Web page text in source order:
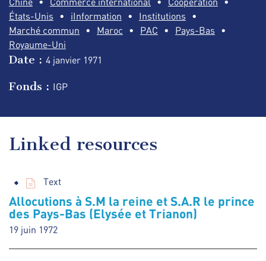
États-Unis
iInformation
Institutions
Marché commun
Maroc PAC
Pays-Bas
Royaume-Uni
Date : 4 janvier 1971
Fonds : IGP
Linked resources
Text
Allocutions à S.M la reine et S.A.R le prince
des Pays-Bas (Elysée et Trianon)
19 juin 1972